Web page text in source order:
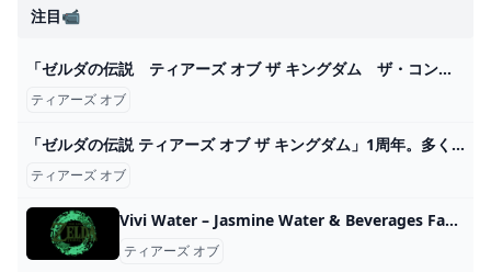
注目📹
「ゼルダの伝説 ティアーズ オブ ザ キングダム ザ・コンプリートガイド」電撃ゲーム書籍編集部 [ゲーム攻略本] - KADOKAWA
ティアーズ オブ
「ゼルダの伝説 ティアーズ オブ ザ キングダム」1周年。多くの人が夢中になったハイラルでの新しい冒険を振り返る - GAME Watch
ティアーズ オブ
Vivi Water – Jasmine Water & Beverages Factory Ltd. Co
ティアーズ オブ